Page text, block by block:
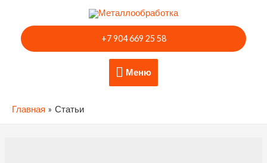
содержимому
Меню
Меню
+7 904 669 25 58
Главная Статьи